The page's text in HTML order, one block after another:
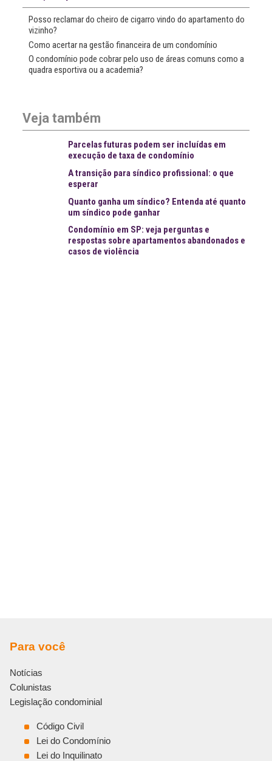
Posso reclamar do cheiro de cigarro vindo do apartamento do
vizinho?
Como acertar na gestão financeira de um condomínio
O condomínio pode cobrar pelo uso de áreas comuns como a
quadra esportiva ou a academia?
Veja também
Parcelas futuras podem ser incluídas em
execução de taxa de condomínio
A transição para síndico profissional: o que
esperar
Quanto ganha um síndico? Entenda até quanto
um síndico pode ganhar
Condomínio em SP: veja perguntas e
respostas sobre apartamentos abandonados e
casos de violência
Para você
Notícias
Colunistas
Legislação condominial
Código Civil
Lei do Condomínio
Lei do Inquilinato